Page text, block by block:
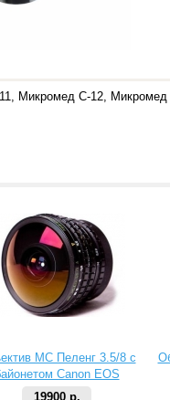
Микромед С-12,
МС Пеленг 3.5/8 с
Canon EOS
19900 р.